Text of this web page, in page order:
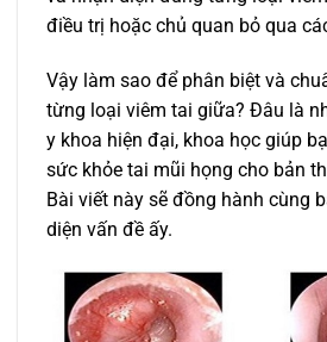
điều trị hoặc chủ quan bỏ qua
Vậy làm sao để phân biệt và
từng loại viêm tai giữa? Đâu là
y khoa hiện đại, khoa học giúp
sức khỏe tai mũi họng cho bản
Bài viết này sẽ đồng hành cùng
diện vấn đề ấy.